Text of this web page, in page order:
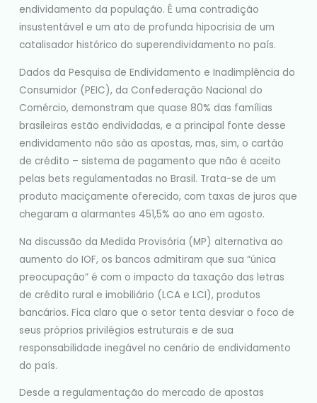
endividamento da população. É uma contradição
insustentável e um ato de profunda hipocrisia de um
catalisador histórico do superendividamento no país.
Dados da Pesquisa de Endividamento e Inadimplência do
Consumidor (PEIC), da Confederação Nacional do
Comércio, demonstram que quase 80% das famílias
brasileiras estão endividadas, e a principal fonte desse
endividamento não são as apostas, mas, sim, o cartão
de crédito – sistema de pagamento que não é aceito
pelas bets regulamentadas no Brasil. Trata-se de um
produto maciçamente oferecido, com taxas de juros que
chegaram a alarmantes 451,5% ao ano em agosto.
Na discussão da Medida Provisória (MP) alternativa ao
aumento do IOF, os bancos admitiram que sua “única
preocupação” é com o impacto da taxação das letras
de crédito rural e imobiliário (LCA e LCI), produtos
bancários. Fica claro que o setor tenta desviar o foco de
seus próprios privilégios estruturais e de sua
responsabilidade inegável no cenário de endividamento
do país.
Desde a regulamentação do mercado de apostas